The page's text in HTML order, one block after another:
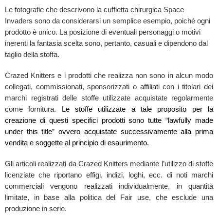
Le fotografie che descrivono la cuffietta chirurgica Space
Invaders sono da considerarsi un semplice esempio, poiché ogni
prodotto è unico. La posizione di eventuali personaggi o motivi
inerenti la fantasia scelta sono, pertanto, casuali e dipendono dal
taglio della stoffa.
Crazed Knitters e i prodotti che realizza non sono in alcun modo
collegati, commissionati, sponsorizzati o affiliati con i titolari dei
marchi registrati delle stoffe utilizzate acquistate regolarmente
come fornitura.
Le stoffe utilizzate a tale proposito per la
creazione di questi specifici prodotti sono tutte “lawfully made
under this title” ovvero acquistate successivamente alla prima
vendita e soggette al principio di esaurimento.
Gli articoli realizzati da Crazed Knitters mediante l’utilizzo di stoffe
licenziate che riportano effigi, indizi, loghi, ecc. di noti marchi
commerciali vengono realizzati individualmente, in quantità
limitate, in base alla politica del Fair use, che esclude una
produzione in serie.